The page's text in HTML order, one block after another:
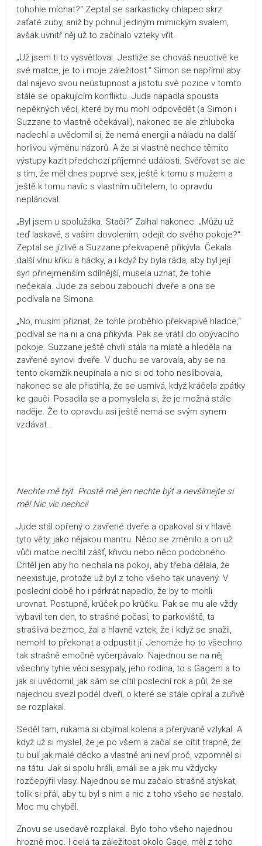
tohohle míchat?“ Zeptal se sarkasticky chlapec skrz
zaťaté zuby, aniž by pohnul jediným mimickým svalem,
avšak uvnitř něj už to začínalo vzteky vřít.
„Už jsem ti to vysvětloval. Jestliže se chováš neuctivě ke
své matce, je to i moje záležitost.“ Simon se napřímil aby
dal najevo svou neústupnost a jistotu své pozice v tomto
stále se opakujícím konfliktu. Juda napadla spousta
nepěkných věcí, které by mu mohl odpovědět (a Simon i
Suzzane to vlastně očekávali), nakonec se ale zhluboka
nadechl a uvědomil si, že nemá energii a náladu na další
horlivou výměnu názorů. A že si vlastně nechce těmito
výstupy kazit předchozí příjemné události. Svěřovat se ale
s tím, že měl dnes poprvé sex, ještě k tomu s mužem a
ještě k tomu navíc s vlastním učitelem, to opravdu
neplánoval.
„Byl jsem u spolužáka. Stačí?“ Zalhal nakonec. „Můžu už
teď laskavě, s vaším dovolením, odejít do svého pokoje?“
Zeptal se jízlivě a Suzzane překvapeně přikývla. Čekala
další vlnu křiku a hádky, a i když by byla ráda, aby byl její
syn přinejmenším sdílnější, musela uznat, že tohle
nečekala. Jude za sebou zabouchl dveře a ona se
podívala na Simona.
„No, musím přiznat, že tohle proběhlo překvapivě hladce,“
podíval se na ni a ona přikývla. Pak se vrátil do obývacího
pokoje. Suzzane ještě chvíli stála na místě a hleděla na
zavřené synovi dveře. V duchu se varovala, aby se na
tento okamžik neupínala a nic si od toho neslibovala,
nakonec se ale přistihla, že se usmívá, když kráčela zpátky
ke gauči. Posadila se a pomyslela si, že je možná stále
naděje. Že to opravdu asi ještě nemá se svým synem
vzdávat…
Nechte mě být. Prostě mě jen nechte být a nevšímejte si
mě! Nic víc nechci!
Jude stál opřený o zavřené dveře a opakoval si v hlavě
tyto věty, jako nějakou mantru. Něco se změnilo a on už
vůči matce necítil zášť, křivdu nebo něco podobného.
Chtěl jen aby ho nechala na pokoji, aby třeba dělala, že
neexistuje, protože už byl z toho všeho tak unavený. V
poslední době ho i párkrát napadlo, že by to mohli
urovnat. Postupně, krůček po krůčku. Pak se mu ale vždy
vybavil ten den, to strašné počasí, to parkoviště, ta
strašlivá bezmoc, žal a hlavně vztek, že i když se snažil,
nemohl to překonat a odpustit jí. Jenomže ho to všechno
tak strašně emočně vyčerpávalo. Najednou se na něj
všechny tyhle věci sesypaly, jeho rodina, to s Gagem a to
jak si uvědomil, jak sám se cítil poslední rok a půl, že se
najednou svezl podél dveří, o které se stále opíral a zuřivě
se rozplakal.
Seděl tam, rukama si objímal kolena a přerývaně vzlykal. A
když už si myslel, že je po všem a začal se cítit trapně, že
tu bulí jak malé děcko a vlastně ani neví proč, vzpomněl si
na tátu. Jak si spolu hráli, smáli se a jak mu vždycky
rozčepýřil vlasy. Najednou se mu začalo strašně stýskat,
tolik si přál, aby tu byl s ním a nic z toho všeho se nestalo.
Moc mu chyběl.
Znovu se usedavě rozplakal. Bylo toho všeho najednou
hrozně moc. I celá ta záležitost okolo Gage, měl z toho